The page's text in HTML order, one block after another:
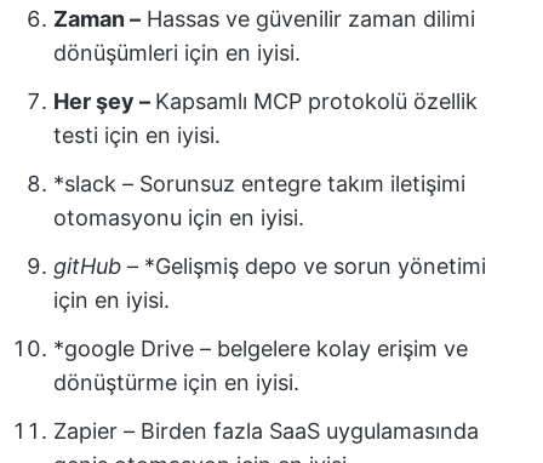
Zaman – Hassas ve güvenilir zaman dilimi
dönüşümleri için en iyisi.
Her şey – Kapsamlı MCP protokolü özellik
testi için en iyisi.
*slack – Sorunsuz entegre takım iletişimi
otomasyonu için en iyisi.
gitHub – *Gelişmiş depo ve sorun yönetimi
için en iyisi.
*google Drive – belgelere kolay erişim ve
dönüştürme için en iyisi.
Zapier – Birden fazla SaaS uygulamasında